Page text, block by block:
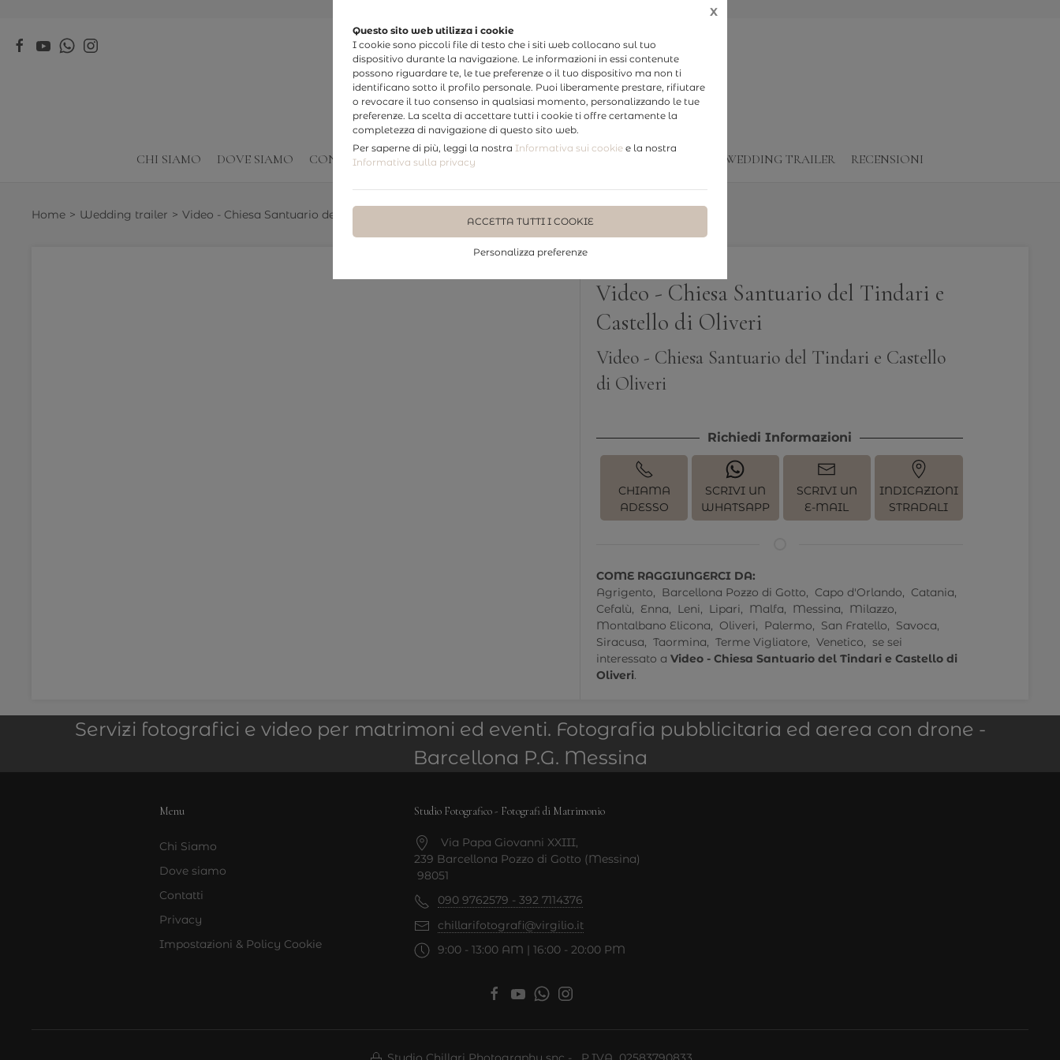
Questo sito web utilizza i cookie
I cookie sono piccoli file di testo che i siti web collocano sul tuo
dispositivo durante la navigazione. Le informazioni in essi contenute
possono riguardare te, le tue preferenze o il tuo dispositivo ma non ti
identificano sotto il profilo personale. Puoi liberamente prestare, rifiutare
o revocare il tuo consenso in qualsiasi momento, personalizzando le tue
preferenze. La scelta di accettare tutti i cookie ti offre certamente la
completezza di navigazione di questo sito web.
Per saperne di più, leggi la nostra Informativa sui cookie e la nostra
Informativa sulla privacy
ACCETTA TUTTI I COOKIE
Personalizza preferenze
X
CHI SIAMO DOVE SIAMO CONTATTI PHOTO WEDDING WEDDING TRAILER RECENSIONI
Home Wedding trailer Video - Chiesa Santuario del Tindari e Castello di Oliveri
Video - Chiesa Santuario del Tindari e
Castello di Oliveri
Video - Chiesa Santuario del Tindari e Castello
di Oliveri
Richiedi Informazioni
CHIAMA
ADESSO
SCRIVI UN
WHATSAPP
SCRIVI UN
E-MAIL
INDICAZIONI
STRADALI
COME RAGGIUNGERCI DA:
Agrigento, Barcellona Pozzo di Gotto, Capo d'Orlando, Catania,
Cefalù, Enna, Leni, Lipari, Malfa, Messina, Milazzo,
Montalbano Elicona, Oliveri, Palermo, San Fratello, Savoca,
Siracusa, Taormina, Terme Vigliatore, Venetico, se sei
interessato aVideo - Chiesa Santuario del Tindari e Castello di
Oliveri.
Servizi fotografici e video per matrimoni ed eventi. Fotografia pubblicitaria ed aerea con drone -
Barcellona P.G. Messina
Menu
Chi Siamo
Dove siamo
Contatti
Privacy
Impostazioni & Policy Cookie
Studio Fotografico - Fotografi di Matrimonio
Via Papa Giovanni XXIII,
239 Barcellona Pozzo di Gotto (Messina)
98051
090 9762579 - 392 7114376
chillarifotografi@virgilio.it
9:00 - 13:00 AM | 16:00 - 20:00 PM